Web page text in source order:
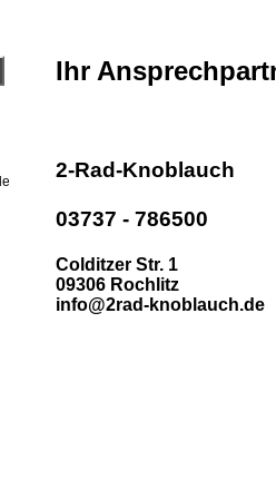
Ihr
2-Rad-Knoblauch
03737 - 786500
Colditzer Str. 1
09306 Rochlitz
info@2rad-knoblauch.de